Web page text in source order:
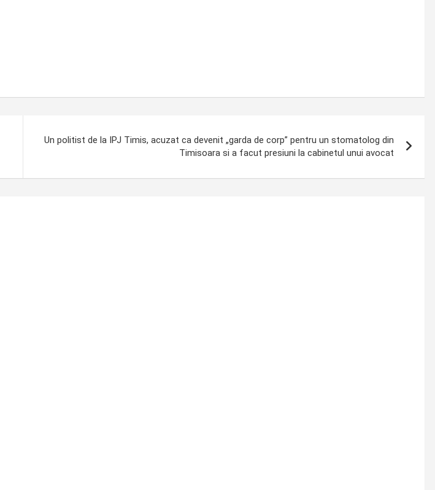
Un politist de la IPJ Timis, acuzat ca devenit „garda de corp” pentru un stomatolog din
Timisoara si a facut presiuni la cabinetul unui avocat